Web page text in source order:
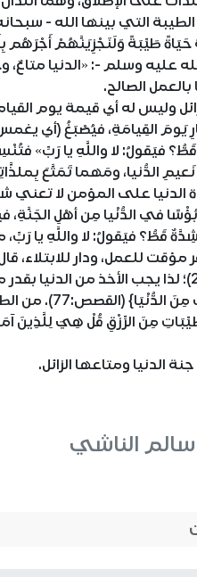
التي بينها الله -
طَيِّبَةً وَلَنَجْزِيَنَّهُمْ أَجْرَهُم
عليه وسلم -: «الدنيا
الصالح.
وليس له أي قيمة يوم
يَومَ القِيامَةِ، فيُصْبَغُ (أي
فيَقولُ: لا واللَّهِ يا رَبِّ»
الدُّنيا، ومَهما تَمَتَّعَ
الدنيا على المؤمن لا تعني
في الدُّنْيا مِن أهْلِ الجَنَّةِ،
قَطُّ؟ فيَقولُ: لا واللَّهِ يا
مؤقت للعمل، ودار
أَحْسَنُ عَمَلًا} (الملك:2)؛ لذا يجب الأخذ من
الْآخِرَةَ وَلَا
مِنَ الرِّزْقِ قُلْ هِيَ لِلَّذِينَ
الدنيا ومتاعها الزائل.
سالم الناشي